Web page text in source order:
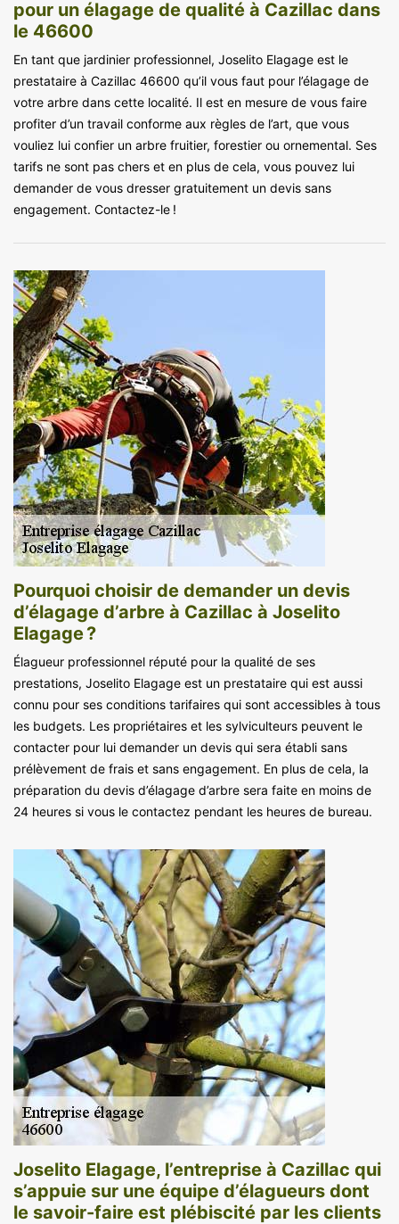
pour un élagage de qualité à Cazillac dans
le 46600
En tant que jardinier professionnel, Joselito Elagage est le
prestataire à Cazillac 46600 qu’il vous faut pour l’élagage de
votre arbre dans cette localité. Il est en mesure de vous faire
profiter d’un travail conforme aux règles de l’art, que vous
vouliez lui confier un arbre fruitier, forestier ou ornemental. Ses
tarifs ne sont pas chers et en plus de cela, vous pouvez lui
demander de vous dresser gratuitement un devis sans
engagement. Contactez-le !
Pourquoi choisir de demander un devis
d’élagage d’arbre à Cazillac à Joselito
Elagage ?
Élagueur professionnel réputé pour la qualité de ses
prestations, Joselito Elagage est un prestataire qui est aussi
connu pour ses conditions tarifaires qui sont accessibles à tous
les budgets. Les propriétaires et les sylviculteurs peuvent le
contacter pour lui demander un devis qui sera établi sans
prélèvement de frais et sans engagement. En plus de cela, la
préparation du devis d’élagage d’arbre sera faite en moins de
24 heures si vous le contactez pendant les heures de bureau.
Joselito Elagage, l’entreprise à Cazillac qui
s’appuie sur une équipe d’élagueurs dont
le savoir-faire est plébiscité par les clients